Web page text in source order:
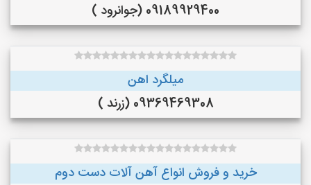
09189929400 (جوانرود )
میلگرد اهن
09369469308 (زرند )
خرید و فروش انواع آهن آلات دست دوم